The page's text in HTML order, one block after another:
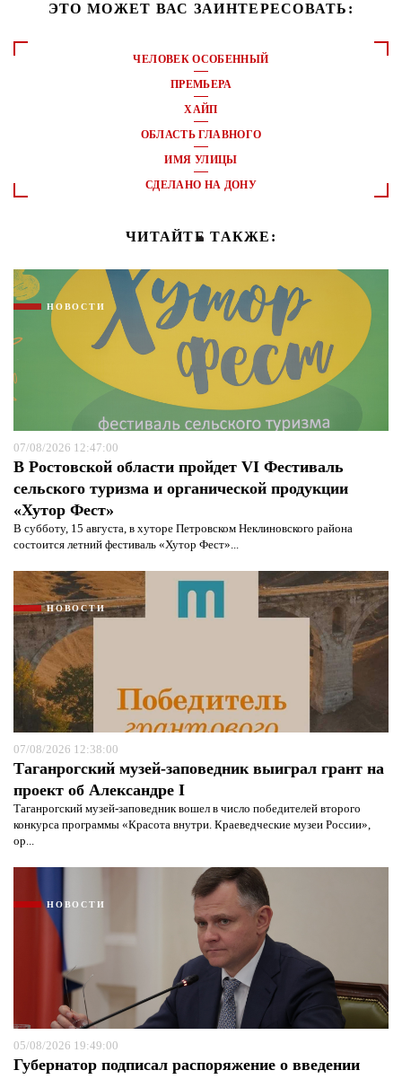
ЭТО МОЖЕТ ВАС ЗАИНТЕРЕСОВАТЬ:
ЧЕЛОВЕК ОСОБЕННЫЙ
ПРЕМЬЕРА
ХАЙП
ОБЛАСТЬ ГЛАВНОГО
ИМЯ УЛИЦЫ
СДЕЛАНО НА ДОНУ
ЧИТАЙТЕ ТАКЖЕ:
НОВОСТИ
07/08/2026 12:47:00
В Ростовской области пройдет VI Фестиваль
сельского туризма и органической продукции
«Хутор Фест»
В субботу, 15 августа, в хуторе Петровском Неклиновского района
состоится летний фестиваль «Хутор Фест»...
НОВОСТИ
07/08/2026 12:38:00
Таганрогский музей-заповедник выиграл грант на
проект об Александре I
Таганрогский музей-заповедник вошел в число победителей второго
конкурса программы «Красота внутри. Краеведческие музеи России»,
ор...
НОВОСТИ
05/08/2026 19:49:00
Губернатор подписал распоряжение о введении